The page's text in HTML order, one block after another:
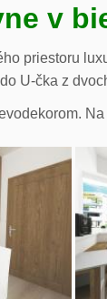
v
priestoru
U-čka z